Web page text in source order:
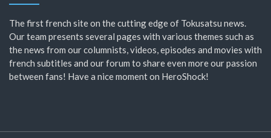
The first french site on the cutting edge of Tokusatsu news.
Our team presents several pages with various themes such as
the news from our columnists, videos, episodes and movies with
french subtitles and our forum to share even more our passion
between fans! Have a nice moment on HeroShock!